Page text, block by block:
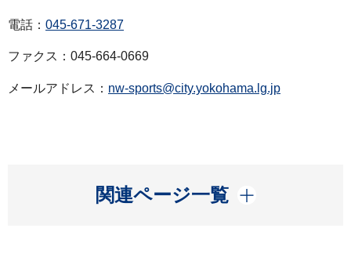
電話： 045-671-3287
ファクス：045-664-0669
メールアドレス： nw-sports@city.yokohama.lg.jp
関連ページ一覧
開く